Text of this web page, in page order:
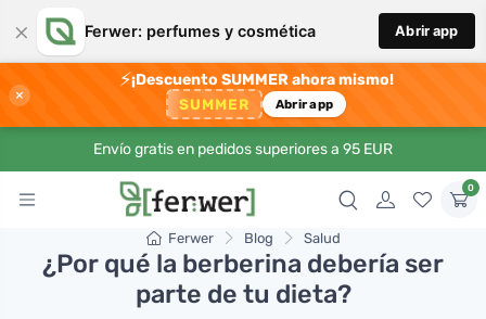
× Ferwer: perfumes y cosmética Abrir app
×
⚡¡Descuento SUMMER ahora mismo!
SUMMER Abrir app
Envío gratis en pedidos superiores a 95 EUR
0
Ferwer Blog Salud
¿Por qué la berberina debería ser
parte de tu dieta?